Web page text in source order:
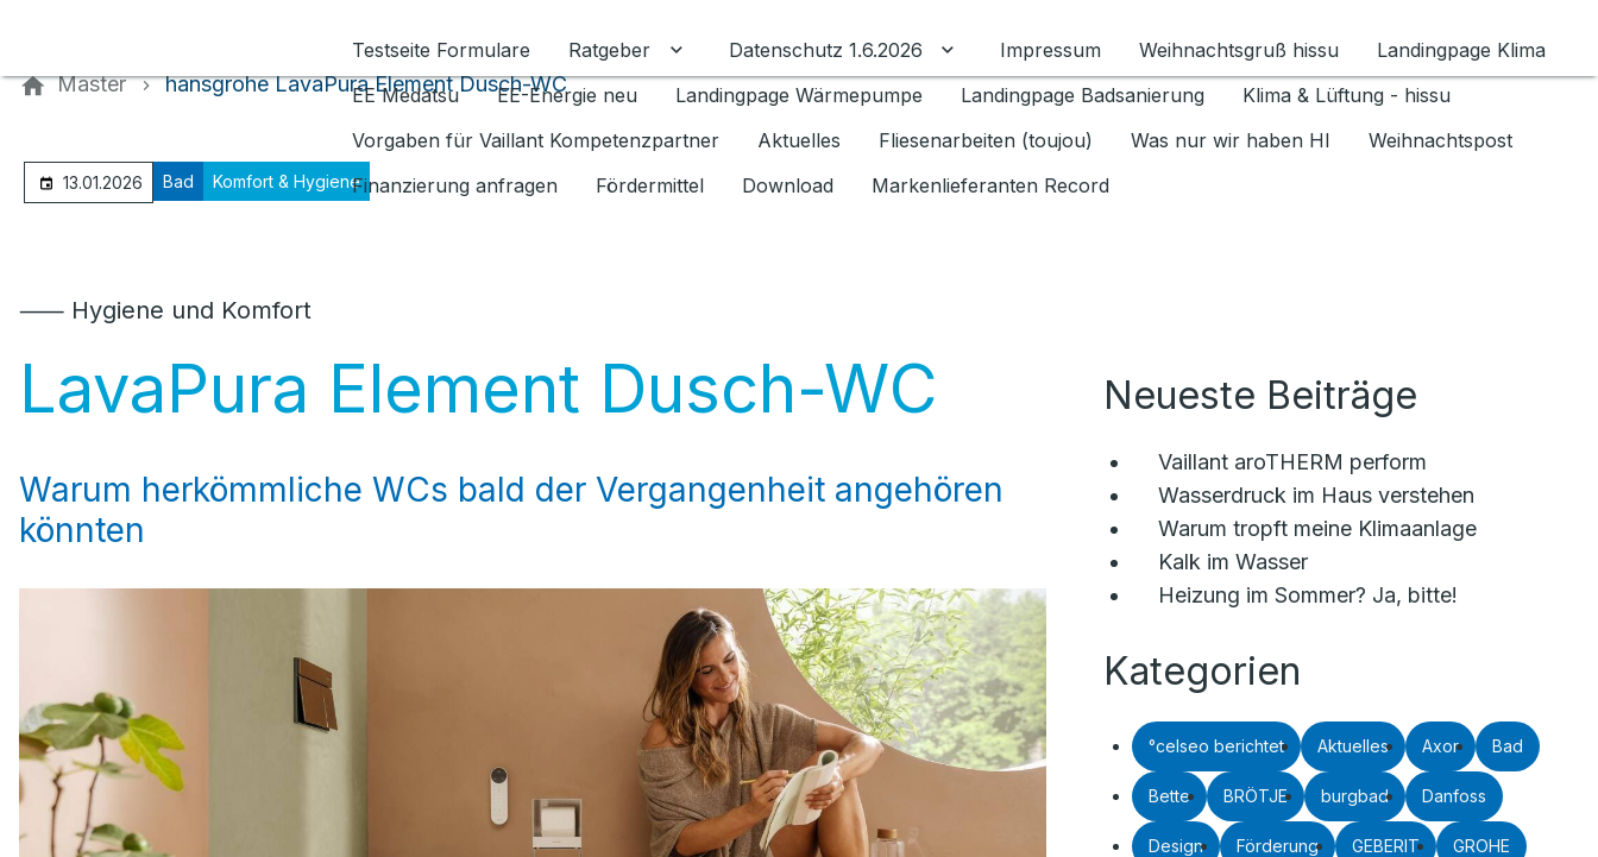
Testseite Formulare
Ratgeber Untermenü für Ratgeber umschalten
Datenschutz 1.6.2026 Untermenü für Datenschutz 1.6.2026 umschalten
Impressum Weihnachtsgruß hissu
Landingpage Klima
EE Medatsu
EE-Energie neu Landingpage Wärmepumpe Landingpage Badsanierung
Klima & Lüftung - hissu
Vorgaben für Vaillant Kompetenzpartner
Aktuelles Fliesenarbeiten (toujou) Was nur wir haben HI
Weihnachtspost
Finanzierung anfragen
Fördermittel Download Markenlieferanten Record
Master hansgrohe LavaPura Element Dusch-WC
13.01.2026 Bad Komfort & Hygiene
⸺ Hygiene und Komfort
LavaPura Element Dusch-WC
Warum herkömmliche WCs bald der Vergangenheit angehören
könnten
Neueste Beiträge
Vaillant aroTHERM perform
Wasserdruck im Haus verstehen
Warum tropft meine Klimaanlage
Kalk im Wasser
Heizung im Sommer? Ja, bitte!
Kategorien
°celseo berichtet Aktuelles Axor Bad
Bette BRÖTJE burgbad Danfoss
Design Förderung GEBERIT GROHE